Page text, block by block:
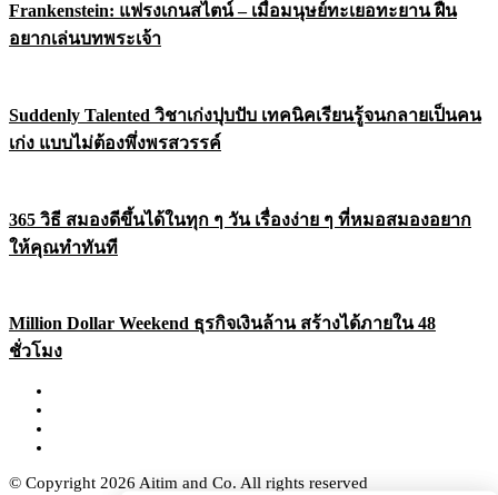
Frankenstein: แฟรงเกนสไตน์ – เมื่อมนุษย์ทะเยอทะยาน ฝืน
อยากเล่นบทพระเจ้า
Suddenly Talented วิชาเก่งปุบปับ เทคนิคเรียนรู้จนกลายเป็นคน
เก่ง แบบไม่ต้องพึ่งพรสวรรค์
365 วิธี สมองดีขึ้นได้ในทุก ๆ วัน เรื่องง่าย ๆ ที่หมอสมองอยาก
ให้คุณทำทันที
Million Dollar Weekend ธุรกิจเงินล้าน สร้างได้ภายใน 48
ชั่วโมง
© Copyright 2026 Aitim and Co. All rights reserved